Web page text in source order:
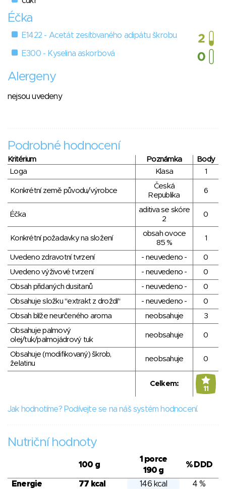
Éčka
E1422 - Acetát zesíťovaného adipátu škrobu
E300 - Kyselina askorbová
Alergeny
nejsou uvedeny
Podrobné hodnocení
Kritérium Poznámka
Body
Loga
Klasa 1
Konkrétní země původu/výrobce
Česká
Republika
6
Éčka
aditiva se skóre
2
0
Konkrétní požadavky na složení
obsah ovoce
85 %
1
Uvedeno zdravotní tvrzení - neuvedeno -
0
Uvedeno výživové tvrzení
- neuvedeno -
0
Obsah přidaných dusitanů
- neuvedeno -
0
Obsahuje složku "extrakt z droždí"
- neuvedeno -
0
Obsah blíže neurčeného aroma
neobsahuje
3
Obsahuje palmový
olej/tuk/palmojádrový tuk
neobsahuje 0
Obsahuje (modifikovaný) škrob,
želatinu
neobsahuje 0
Celkem:
11
Jak hodnotíme? Podívejte se na náš systém hodnocení.
Nutriční hodnoty
100 g
1 porce
190 g
% DDD
Energie 77 kcal 146 kcal
4 %